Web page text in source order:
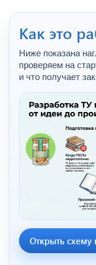
Как это
Ниже показана
проверяем на
и что получает
Открыть схему